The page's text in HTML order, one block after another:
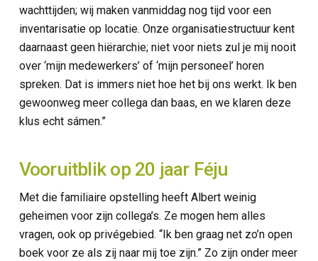
wachttijden; wij maken vanmiddag nog tijd voor een
inventarisatie op locatie. Onze organisatiestructuur kent
daarnaast geen hiërarchie; niet voor niets zul je mij nooit
over ‘mijn medewerkers’ of ‘mijn personeel’ horen
spreken. Dat is immers niet hoe het bij ons werkt. Ik ben
gewoonweg meer collega dan baas, en we klaren deze
klus echt sámen.”
Vooruitblik op 20 jaar Féju
Met die familiaire opstelling heeft Albert weinig
geheimen voor zijn collega’s. Ze mogen hem alles
vragen, ook op privégebied. “Ik ben graag net zo’n open
boek voor ze als zij naar mij toe zijn.” Zo zijn onder meer